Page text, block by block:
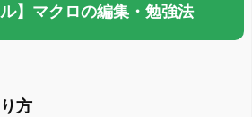
】マクロの編集・勉強法
方